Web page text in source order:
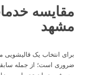
مقایسه
مشهد
برای انتخاب یک قالیشویی
ضروری است؛ از جمله